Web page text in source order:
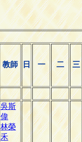
教師 日 一 二 三
吳斯
偉
林榮
禾